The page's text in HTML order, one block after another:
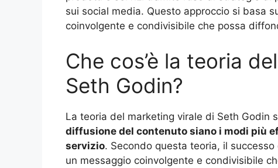
sui social media. Questo approccio si basa
coinvolgente e condivisibile che possa
Che cos’è la teoria
Seth Godin?
La teoria del marketing virale di Seth Godin
diffusione del contenuto siano i modi più
servizio. Secondo questa teoria, il
un messaggio coinvolgente e condivisibile